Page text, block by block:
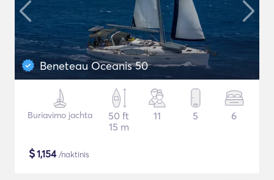
Beneteau Oceanis 50
Buriavimo jachta
50 ft
15 m
11 5 6
$1,154/naktinis